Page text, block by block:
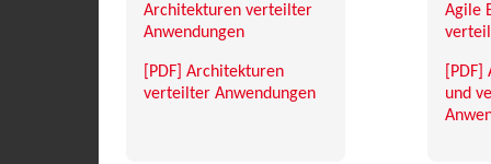
Architekturen verteilter
Anwendungen
[PDF] Architekturen
verteilter Anwendungen
Agile
und